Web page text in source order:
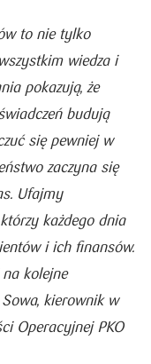
to nie tylko
wiedza i
pokazują, że
budują
się pewniej w
zaczyna się
Ufajmy
każdego dnia
i ich finansów.
kolejne
kierownik w
Operacyjnej PKO